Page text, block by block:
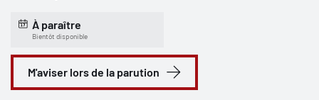
À paraître
Bientôt disponible
M'aviser lors de la parution